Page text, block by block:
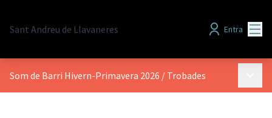
Sant Andreu de Llavaneres Entra
Som de Barri Hivern-Primavera 2026 / Trobades